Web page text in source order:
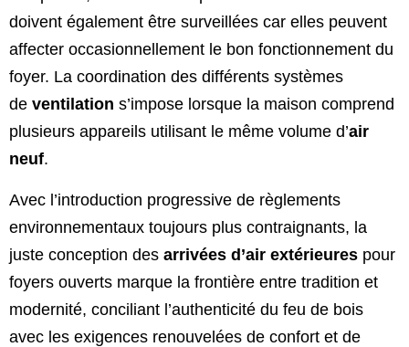
doivent également être surveillées car elles peuvent
affecter occasionnellement le bon fonctionnement du
foyer. La coordination des différents systèmes
de ventilation s’impose lorsque la maison comprend
plusieurs appareils utilisant le même volume d’air
neuf.
Avec l’introduction progressive de règlements
environnementaux toujours plus contraignants, la
juste conception des arrivées d’air extérieures pour
foyers ouverts marque la frontière entre tradition et
modernité, conciliant l’authenticité du feu de bois
avec les exigences renouvelées de confort et de